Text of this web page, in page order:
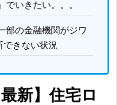
でいきたい。。。
部の金融機関がジワ
できない状況
新】住宅ロ